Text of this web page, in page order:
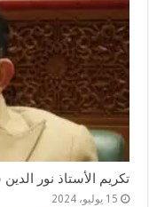
تكريم الأستاذ نور الدين
15 يوليو، 2024